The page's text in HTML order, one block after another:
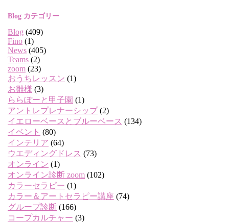
Blog カテゴリー
Blog (409)
Fino (1)
News (405)
Teams (2)
zoom (23)
おうちレッスン (1)
お雛様 (3)
ららぽーと甲子園 (1)
アントレプレナーシップ(2)
イエローベースとブルーベース (134)
イベント (80)
インテリア (64)
ウエディングドレス (73)
オンライン (1)
オンライン診断 zoom (102)
カラーセラピー (1)
カラー＆アートセラピー講座 (74)
グループ診断 (166)
コープカルチャー (3)